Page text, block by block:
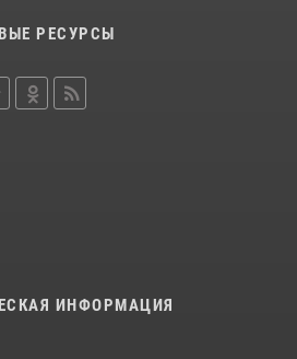
РЕСУРСЫ
ИНФОРМАЦИЯ